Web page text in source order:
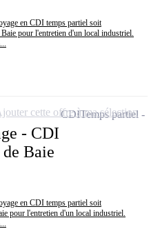
en CDI temps partiel soit
pour l'entretien d'un local industriel.
- CDI
Baie
en CDI temps partiel soit
pour l'entretien d'un local industriel.
CDITemps partiel
cette offre à ma sélection